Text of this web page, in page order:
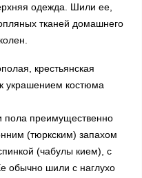
одежда. Шили ее,
тканей домашнего
крестьянская
украшением костюма
пола преимущественно
(тюркским) запахом
(чабулы кием), с
обычно шили с наглухо